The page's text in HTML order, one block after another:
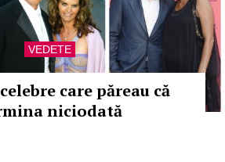
VEDETE
care păreau că
niciodată